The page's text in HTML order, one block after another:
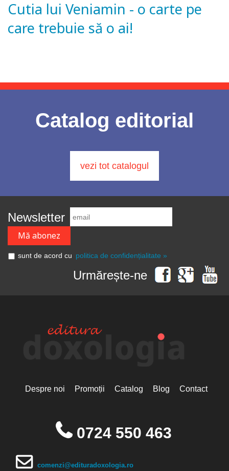
Cutia lui Veniamin - o carte pe
care trebuie să o ai!
Catalog editorial
vezi tot catalogul
Newsletter
sunt de acord cu politica de confidențialitate »
Urmărește-ne
Despre noi Promoții Catalog Blog Contact
0724 550 463
comenzi@edituradoxologia.ro